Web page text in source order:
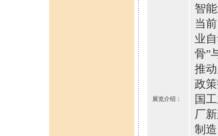
展览介绍：
智
当
业
骨”
推
政
国
厂
制